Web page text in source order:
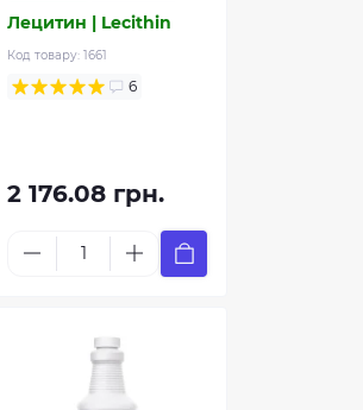
Лецитин | Lecithin
Код товару:1661
6
2 176.08 грн.